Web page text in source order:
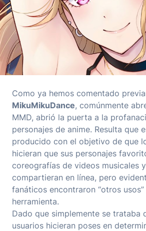
Como ya hemos comentado
MikuMikuDance, comúnmente
MMD, abrió la puerta a la
personajes de anime. Resulta que
producido con el objetivo de que
hicieran que sus personajes
coreografías de videos musicales
compartieran en línea, pero
fanáticos encontraron “otros
herramienta.
Dado que simplemente se trataba
usuarios hicieran poses en